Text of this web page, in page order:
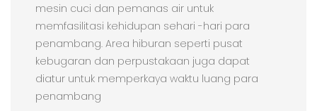
mesin cuci dan pemanas air untuk
memfasilitasi kehidupan sehari -hari para
penambang. Area hiburan seperti pusat
kebugaran dan perpustakaan juga dapat
diatur untuk memperkaya waktu luang para
penambang